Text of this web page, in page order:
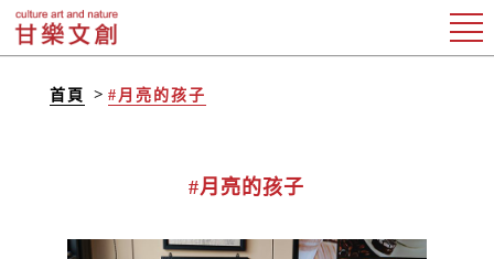
首頁 #月亮的孩子
#月亮的孩子